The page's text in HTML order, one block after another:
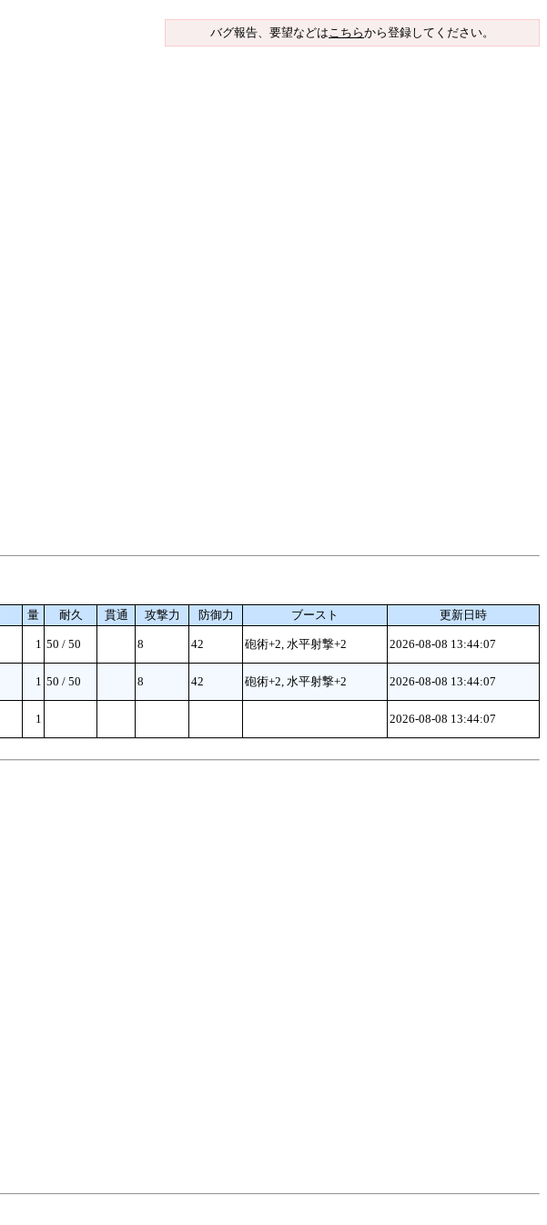
バグ報告、要望などはこちらから登録してください。
量 耐久 貫通 攻撃力 防御力 ブースト
更新日時
1 50 / 50 8 42 砲術+2, 水平射撃+2 2026-08-08 13:44:07
1 50 / 50 8 42 砲術+2, 水平射撃+2 2026-08-08 13:44:07
1 2026-08-08 13:44:07